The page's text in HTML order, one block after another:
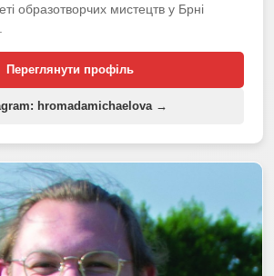
образотворчих мистецтв у Брні
Переглянути профіль
hromadamichaelova →